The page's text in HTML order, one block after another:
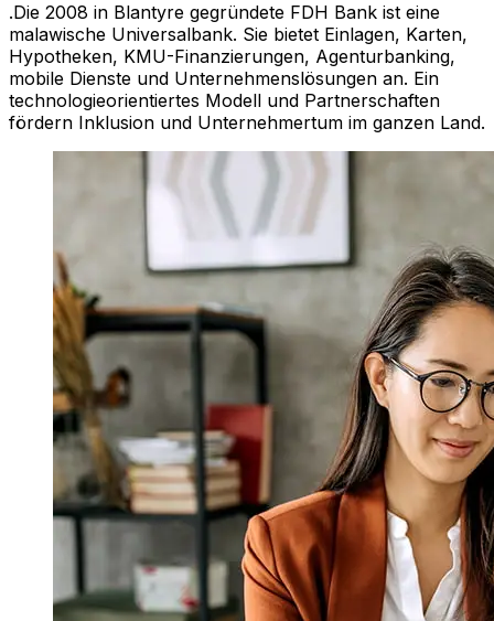
.Die 2008 in Blantyre gegründete FDH Bank ist eine
malawische Universalbank. Sie bietet Einlagen, Karten,
Hypotheken, KMU-Finanzierungen, Agenturbanking,
mobile Dienste und Unternehmenslösungen an. Ein
technologieorientiertes Modell und Partnerschaften
fördern Inklusion und Unternehmertum im ganzen Land.